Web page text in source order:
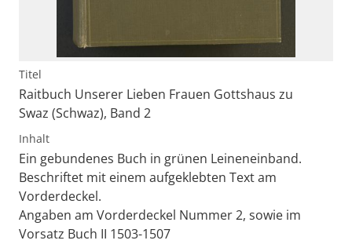
Titel
Raitbuch Unserer Lieben Frauen Gottshaus zu
Swaz (Schwaz), Band 2
Inhalt
Ein gebundenes Buch in grünen Leineneinband.
Beschriftet mit einem aufgeklebten Text am
Vorderdeckel.
Angaben am Vorderdeckel Nummer 2, sowie im
Vorsatz Buch II 1503-1507